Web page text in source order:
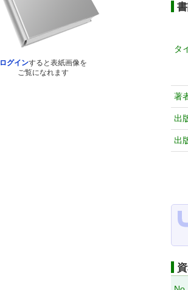
ログインすると表紙画像を
ご覧になれます
タ
著
出
出